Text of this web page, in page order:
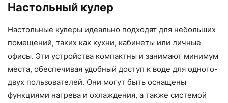
Настольный кулер
Настольные кулеры идеально подходят для небольших
помещений, таких как кухни, кабинеты или личные
офисы. Эти устройства компактны и занимают минимум
места, обеспечивая удобный доступ к воде для одного-
двух пользователей. Они могут быть оснащены
функциями нагрева и охлаждения, а также системой